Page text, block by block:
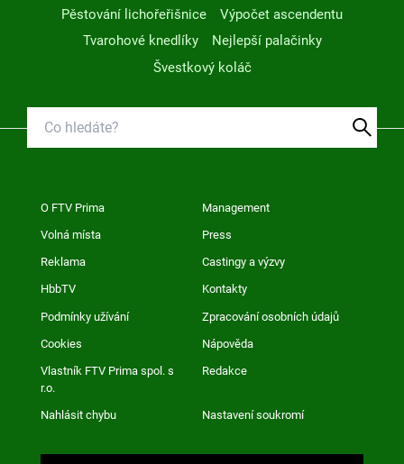
Pěstování lichořeřišnice
Výpočet ascendentu
Tvarohové knedlíky
Nejlepší palačinky
Švestkový koláč
O FTV Prima Management
Volná místa Press
Reklama Castingy a výzvy
HbbTV Kontakty
Podmínky užívání Zpracování osobních údajů
Cookies Nápověda
Vlastník FTV Prima spol. s
r.o.
Redakce
Nahlásit chybu Nastavení soukromí